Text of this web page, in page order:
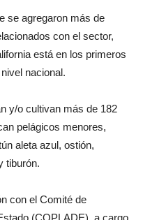
se agregaron más de
con el sector,
está en los primeros
nacional.
y/o cultivan más de 182
pelágicos menores,
aleta azul, ostión,
tiburón.
con el Comité de
(COPLADE), a cargo